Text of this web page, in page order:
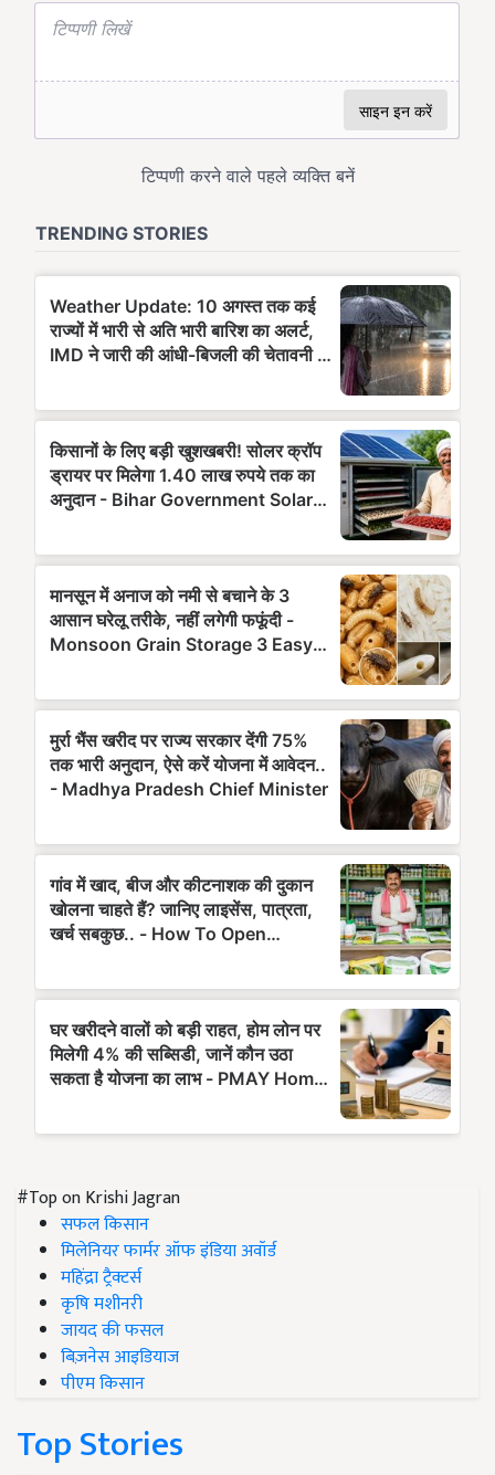
#Top on Krishi Jagran
सफल किसान
मिलेनियर फार्मर ऑफ इंडिया अवॉर्ड
महिंद्रा ट्रैक्टर्स
कृषि मशीनरी
जायद की फसल
बिज़नेस आइडियाज
पीएम किसान
Top Stories